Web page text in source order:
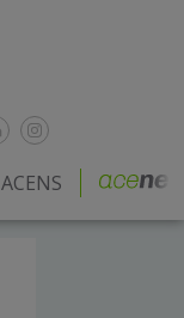
ACENS